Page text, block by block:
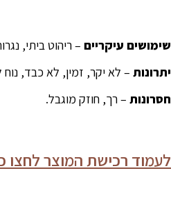
שימושים עיקריים – ריהוט ביתי,
יתרונות – לא יקר, זמין, לא כבד, נוח
חסרונות – רך, חוזק מוגבל.
לעמוד רכישת המוצר לחצו